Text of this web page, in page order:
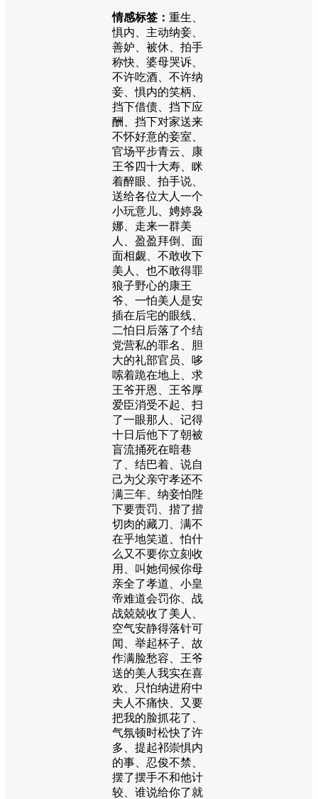
情感标签： 重生、
惧内、主动纳妾、
善妒、被休、拍手
称快、婆母哭诉、
不许吃酒、不许纳
妾、惧内的笑柄、
挡下借债、挡下应
酬、挡下对家送来
不怀好意的妾室、
官场平步青云、康
王爷四十大寿、眯
着醉眼、拍手说、
送给各位大人一个
小玩意儿、娉婷袅
娜、走来一群美
人、盈盈拜倒、面
面相觑、不敢收下
美人、也不敢得罪
狼子野心的康王
爷、一怕美人是安
插在后宅的眼线、
二怕日后落了个结
党营私的罪名、胆
大的礼部官员、哆
嗦着跪在地上、求
王爷开恩、王爷厚
爱臣消受不起、扫
了一眼那人、记得
十日后他下了朝被
盲流捅死在暗巷
了、结巴着、说自
己为父亲守孝还不
满三年、纳妾怕陛
下要责罚、揩了揩
切肉的藏刀、满不
在乎地笑道、怕什
么又不要你立刻收
用、叫她伺候你母
亲全了孝道、小皇
帝难道会罚你、战
战兢兢收了美人、
空气安静得落针可
闻、举起杯子、故
作满脸愁容、王爷
送的美人我实在喜
欢、只怕纳进府中
夫人不痛快、又要
把我的脸抓花了、
气氛顿时松快了许
多、提起祁崇惧内
的事、忍俊不禁、
摆了摆手不和他计
较、谁说给你了就